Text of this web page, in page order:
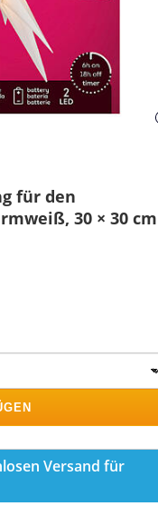
für den
30 × 30 cm
Versand für